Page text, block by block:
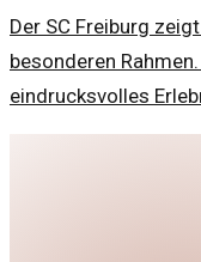
Der SC Freiburg
besonderen
eindrucksvolles
Kulturinteressierte.